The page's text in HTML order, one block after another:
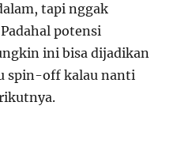
tapi nggak
potensi
ini bisa dijadikan
spin-off kalau nanti